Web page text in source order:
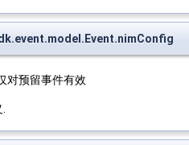
对预留事件有效